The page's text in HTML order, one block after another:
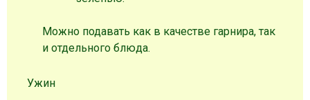
Можно подавать как в качестве гарнира, так
и отдельного блюда.
Ужин